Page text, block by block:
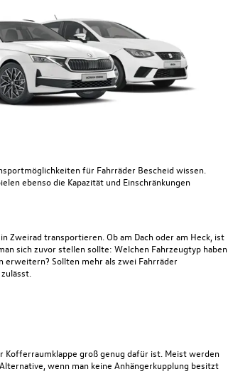
für Fahrräder Bescheid wissen.
ebenso die Kapazität und Einschränkungen
Zweirad transportieren. Ob am Dach oder am Heck, ist
sich zuvor stellen sollte: Welchen Fahrzeugtyp haben
erweitern? Sollten mehr als zwei Fahrräder
groß genug dafür ist. Meist werden
wenn man keine Anhängerkupplung besitzt